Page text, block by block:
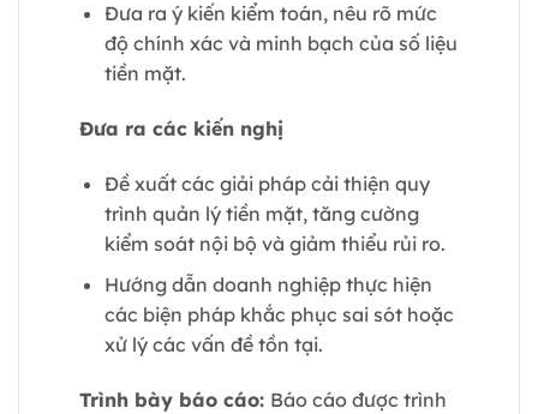
Đưa ra ý kiến kiểm toán, nêu rõ mức
độ chính xác và minh bạch của số liệu
tiền mặt.
Đưa ra các kiến nghị
Đề xuất các giải pháp cải thiện quy
trình quản lý tiền mặt, tăng cường
kiểm soát nội bộ và giảm thiểu rủi ro.
Hướng dẫn doanh nghiệp thực hiện
các biện pháp khắc phục sai sót hoặc
xử lý các vấn đề tồn tại.
Trình bày báo cáo: Báo cáo được trình